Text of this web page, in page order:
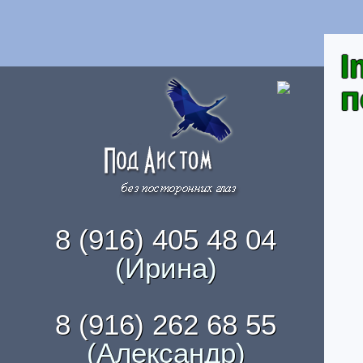
8 (916) 405 48 04
(Ирина)
8 (916) 262 68 55
(Александр)